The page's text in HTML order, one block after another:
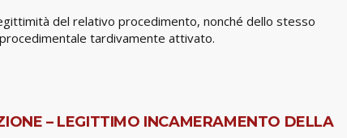
del relativo procedimento, nonché dello stesso
tardivamente attivato.
– LEGITTIMO INCAMERAMENTO DELLA